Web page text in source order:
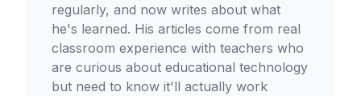
regularly, and now writes about what
he's learned. His articles come from real
classroom experience with teachers who
are curious about educational technology
but need to know it'll actually work